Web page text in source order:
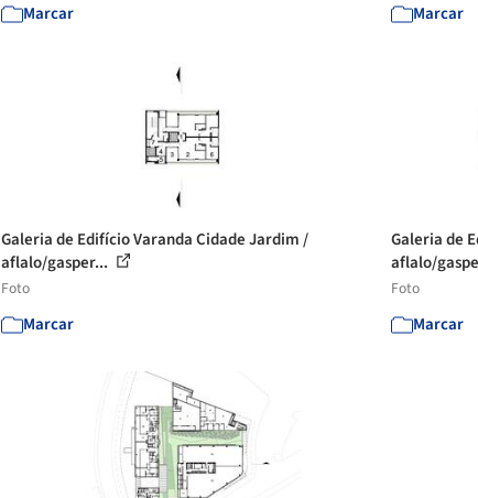
Marcar Marcar
Galeria de Edifício Varanda Cidade Jardim /
aflalo/gasper...
Foto
Marcar
Galeria de
aflalo/
Foto
Marcar